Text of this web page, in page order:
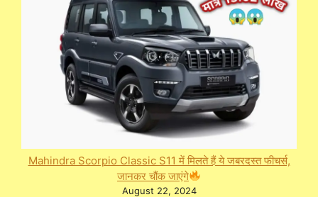
Mahindra Scorpio Classic S11 में मिलते हैं ये जबरदस्त फीचर्स,
जानकर चौंक जाएंगे
August 22, 2024